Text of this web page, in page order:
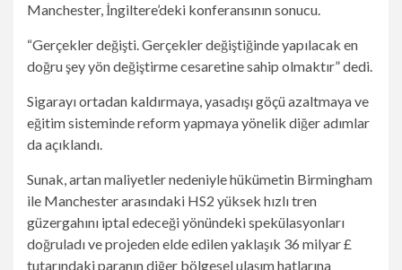
Manchester, İngiltere’deki konferansının sonucu.
“Gerçekler değişti. Gerçekler değiştiğinde yapılacak en
doğru şey yön değiştirme cesaretine sahip olmaktır” dedi.
Sigarayı ortadan kaldırmaya, yasadışı göçü azaltmaya ve
eğitim sisteminde reform yapmaya yönelik diğer adımlar
da açıklandı.
Sunak, artan maliyetler nedeniyle hükümetin Birmingham
ile Manchester arasındaki HS2 yüksek hızlı tren
güzergahını iptal edeceği yönündeki spekülasyonları
doğruladı ve projeden elde edilen yaklaşık 36 milyar £
tutarındaki paranın diğer bölgesel ulaşım hatlarına